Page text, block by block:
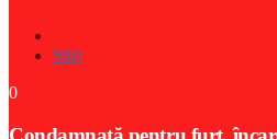
Stiri
0